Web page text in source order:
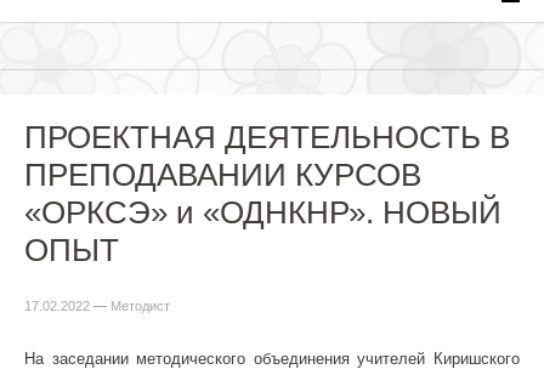
ПРОЕКТНАЯ ДЕЯТЕЛЬНОСТЬ В
ПРЕПОДАВАНИИ КУРСОВ
«ОРКСЭ» и «ОДНКНР». НОВЫЙ
ОПЫТ
17.02.2022 — Методист
На заседании методического объединения учителей Киришского